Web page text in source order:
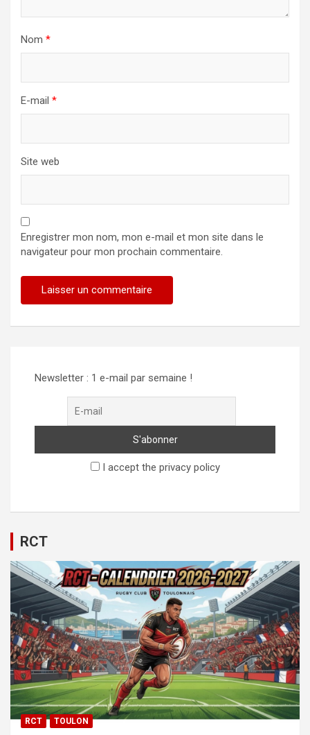
Nom *
E-mail *
Site web
Enregistrer mon nom, mon e-mail et mon site dans le
navigateur pour mon prochain commentaire.
Newsletter : 1 e-mail par semaine !
I accept the privacy policy
RCT
RCT TOULON